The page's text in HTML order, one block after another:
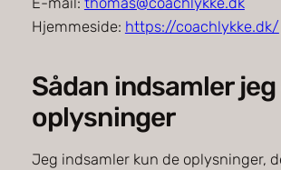
Hjemmeside: https://coachlykke.dk/
Sådan indsamler
oplysninger
Jeg indsamler kun de oplysninger,